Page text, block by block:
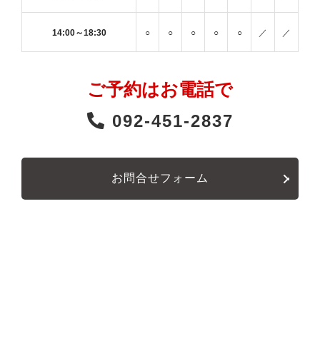
14:00～18:30 ○ ○ ○ ○ ○ ／ ／
ご予約はお電話で
092-451-2837
お問合せフォーム